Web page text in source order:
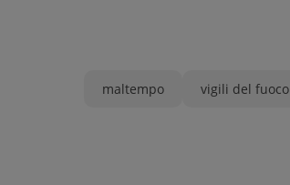
maltempo vigili del fuoco